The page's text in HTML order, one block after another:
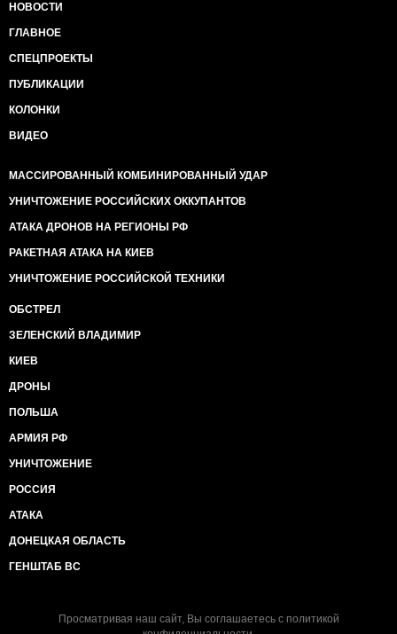
НОВОСТИ
ГЛАВНОЕ
СПЕЦПРОЕКТЫ
ПУБЛИКАЦИИ
КОЛОНКИ
ВИДЕО
МАССИРОВАННЫЙ КОМБИНИРОВАННЫЙ УДАР
УНИЧТОЖЕНИЕ РОССИЙСКИХ ОККУПАНТОВ
АТАКА ДРОНОВ НА РЕГИОНЫ РФ
РАКЕТНАЯ АТАКА НА КИЕВ
УНИЧТОЖЕНИЕ РОССИЙСКОЙ ТЕХНИКИ
ОБСТРЕЛ
ЗЕЛЕНСКИЙ ВЛАДИМИР
КИЕВ
ДРОНЫ
ПОЛЬША
АРМИЯ РФ
УНИЧТОЖЕНИЕ
РОССИЯ
АТАКА
ДОНЕЦКАЯ ОБЛАСТЬ
ГЕНШТАБ ВС
Просматривая наш сайт, Вы соглашаетесь с политикой